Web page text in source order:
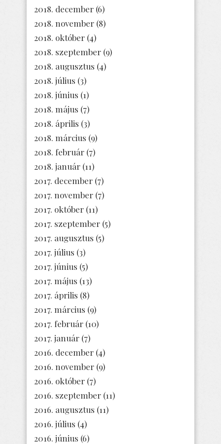
2018. december (6)
2018. november (8)
2018. október (4)
2018. szeptember (9)
2018. augusztus (4)
2018. július (3)
2018. június (1)
2018. május (7)
2018. április (3)
2018. március (9)
2018. február (7)
2018. január (11)
2017. december (7)
2017. november (7)
2017. október (11)
2017. szeptember (5)
2017. augusztus (5)
2017. július (3)
2017. június (5)
2017. május (13)
2017. április (8)
2017. március (9)
2017. február (10)
2017. január (7)
2016. december (4)
2016. november (9)
2016. október (7)
2016. szeptember (11)
2016. augusztus (11)
2016. július (4)
2016. június (6)